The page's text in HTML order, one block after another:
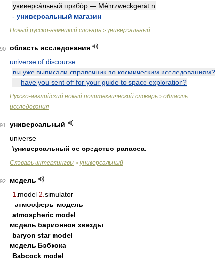
универса́льный прибо́р — Méhrzweckgerät n
- универсальный магазин
Новый русско-немецкий словарь > универсальный
90
область исследования
universe of discourse
вы уже выписали справочник по космическим исследованиям?
— have you sent off for your guide to space exploration?
Русско-английский новый политехнический словарь > область
исследования
91
универсальный
universe
\универсальный ое средство panacea.
Словарь интерлингвы > универсальный
92
модель
1. model 2. simulator
атмосферы модель
atmospheric model
модель барионной звезды
baryon star model
модель Бэбкока
Babcock model